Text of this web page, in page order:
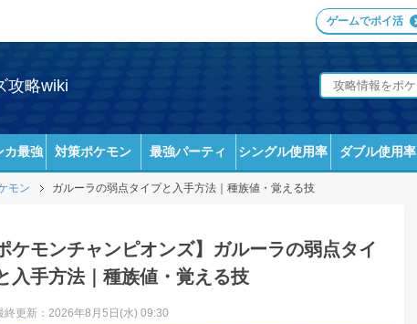
ゲームでポイ活
攻略wiki
カ最強 対策ポケモン 最強パーティ シングル使用率 ダブル使用率
モン ガルーラの弱点タイプと入手方法｜種族値・覚える技
ケモンチャンピオンズ】ガルーラの弱点タイ
入手方法｜種族値・覚える技
終更新：2026年8月5日(水) 09:30